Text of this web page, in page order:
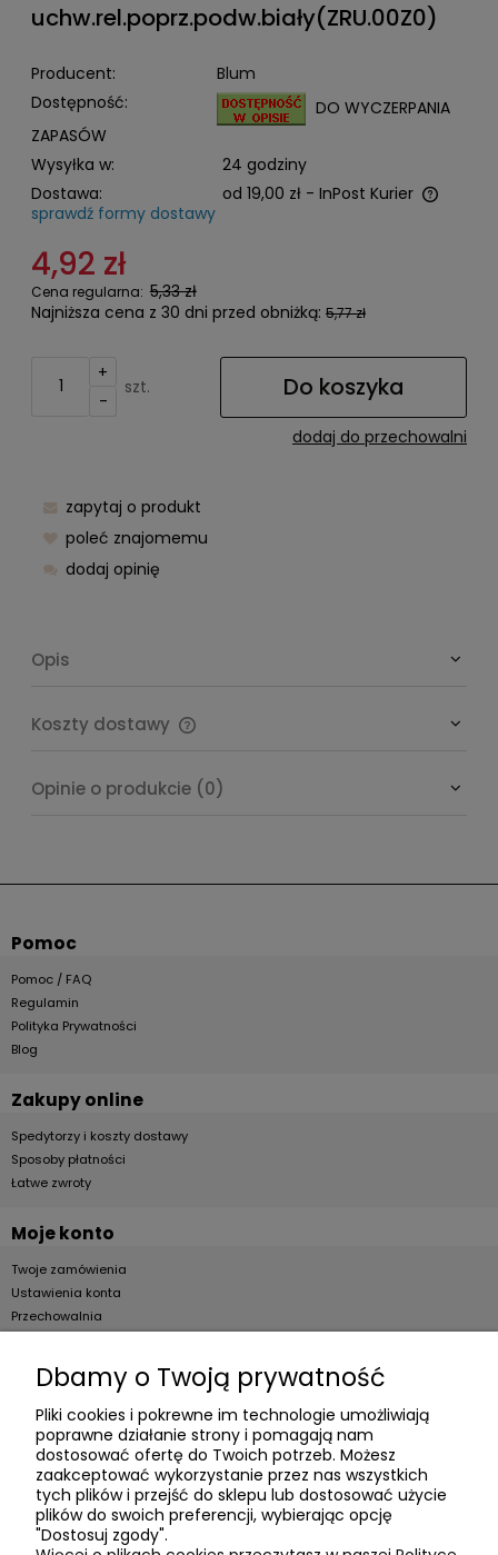
uchw.rel.poprz.podw.biały(ZRU.00Z0)
Producent:
Blum
Dostępność:
DO WYCZERPANIA
ZAPASÓW
Wysyłka w:
24 godziny
Dostawa:
od 19,00 zł - InPost Kurier
Cena nie zawiera ewentualnych kosztów płatności
sprawdź formy dostawy
4,92 zł
Cena regularna: 5,33 zł
Najniższa cena z 30 dni przed obniżką: 5,77 zł
+
-
szt. Do koszyka
dodaj do przechowalni
zapytaj o produkt
poleć znajomemu
dodaj opinię
Opis
Koszty dostawy
Opinie o produkcie (0)
Pomoc
Pomoc / FAQ
Regulamin
Polityka Prywatności
Blog
Zakupy online
Spedytorzy i koszty dostawy
Sposoby płatności
Łatwe zwroty
Moje konto
Twoje zamówienia
Ustawienia konta
Przechowalnia
Dla firm
O firmie
Informacje o firmie
Kontakt
dacter.pl
Dbamy o Twoją prywatność
Pliki cookies i pokrewne im technologie umożliwiają
poprawne działanie strony i pomagają nam
dostosować ofertę do Twoich potrzeb. Możesz
zaakceptować wykorzystanie przez nas wszystkich
tych plików i przejść do sklepu lub dostosować użycie
plików do swoich preferencji, wybierając opcję
"Dostosuj zgody".